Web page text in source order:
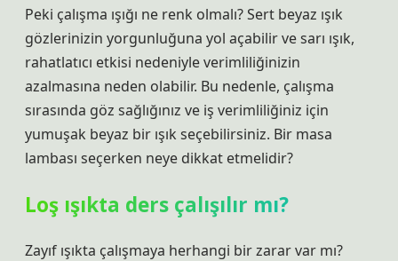
Peki çalışma ışığı ne renk olmalı? Sert beyaz ışık
gözlerinizin yorgunluğuna yol açabilir ve sarı ışık,
rahatlatıcı etkisi nedeniyle verimliliğinizin
azalmasına neden olabilir. Bu nedenle, çalışma
sırasında göz sağlığınız ve iş verimliliğiniz için
yumuşak beyaz bir ışık seçebilirsiniz. Bir masa
lambası seçerken neye dikkat etmelidir?
Loş ışıkta ders çalışılır mı?
Zayıf ışıkta çalışmaya herhangi bir zarar var mı?